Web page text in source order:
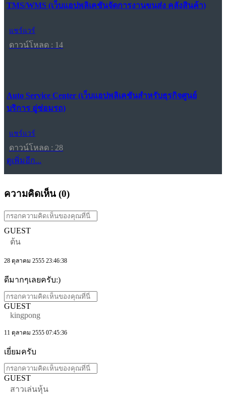
TMS/WMS (เว็บแอปพลิเคชันจัดการงานขนส่ง คลังสินค้า)
แชร์แวร์
ดาวน์โหลด : 14
Auto Service Center (เว็บแอปพลิเคชันสำหรับธุรกิจศูนย์
บริการ อู่ซ่อมรถ)
แชร์แวร์
ดาวน์โหลด : 28
ดูเพิ่มอีก...
ความคิดเห็น (0)
GUEST
ต้น
28 ตุลาคม 2555 23:46:38
ดีมากๆเลยครับ:)
GUEST
kingpong
11 ตุลาคม 2555 07:45:36
เยี่ยมครับ
GUEST
สาวเล่นหุ้น